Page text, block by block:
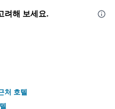
려해 보세요.
처 호텔